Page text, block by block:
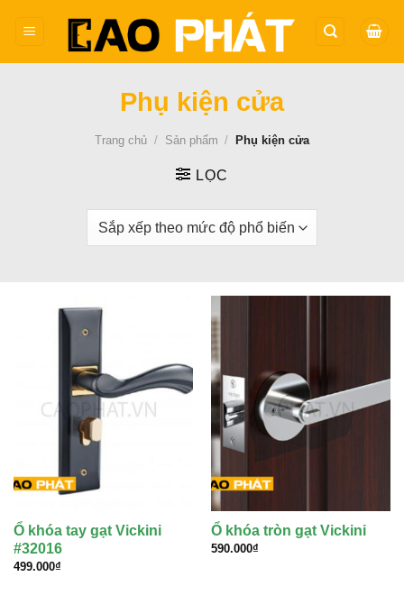
Phụ kiện cửa
Trang chủ / Sản phẩm / Phụ kiện cửa
LỌC
Ổ khóa tay gạt Vickini
#32016
499.000₫
Ổ khóa tròn gạt Vickini
590.000₫